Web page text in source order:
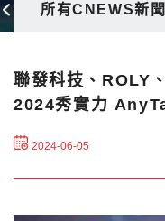
所有CNEWS新聞
聯發科技、ROLY
2024秀實力
2024-06-05